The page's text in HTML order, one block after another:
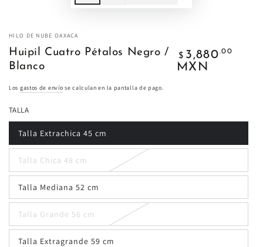
HILO DE NUBE OAXACA
Huipil Cuatro Pétalos Negro /
Blanco
Precio
regular
$ 3,880.00
MXN
Los gastos de envío se calculan en la pantalla de pago.
TALLA
Talla Extrachica 45 cm
Talla Chica 48 cm
Talla Mediana 52 cm
Talla Grande 56 cm
Talla Extragrande 59 cm